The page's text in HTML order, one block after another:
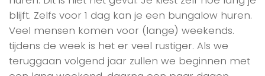
blijft. Zelfs voor 1 dag kan je een bungalow huren.
Veel mensen komen voor (lange) weekends.
tijdens de week is het er veel rustiger. Als we
teruggaan volgend jaar zullen we beginnen met